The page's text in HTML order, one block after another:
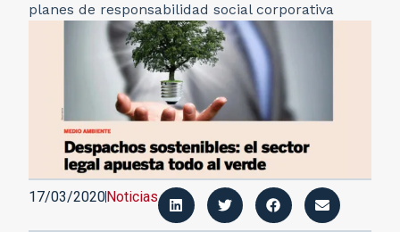
planes de responsabilidad social corporativa
17/03/2020Noticias